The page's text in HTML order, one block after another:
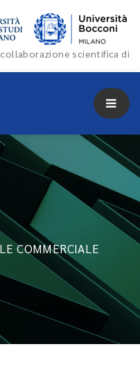
collaborazione scientifica di
COMMERCIALE